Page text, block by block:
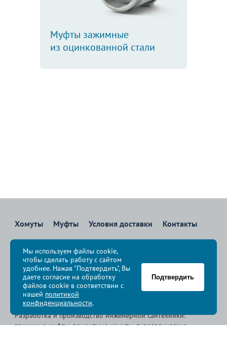
Муфты зажимные
из оцинкованной стали
Хомуты Муфты Условия доставки Контакты
8 800 700-83-36
Звоните бесплатно с 08:00 до 17:00 по Москве
политика конфиденциальности
© Группа компаний « », 2009-2026
Разработка и производство инженерной сантехники:
зажимные муфты, ремонтные хомуты, гидравлические
Мы используем файлы cookie,
чтобы сделать работу с сайтом
удобнее. Нажав "Подтвердить", Вы
даете согласие на обработку
файлов cookie в соответствии с
нашей политикой
конфиденциальности.
Подтвердить